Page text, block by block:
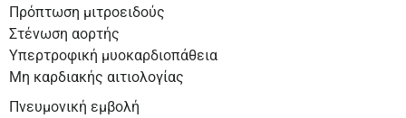
Πρόπτωση μιτροειδούς
Στένωση αορτής
Υπερτροφική μυοκαρδιοπάθεια
Μη καρδιακής αιτιολογίας
Πνευμονική εμβολή